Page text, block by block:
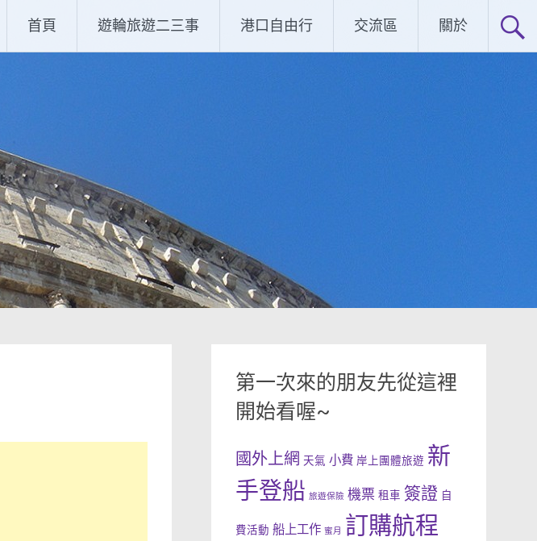
首頁 遊輪旅遊二三事 港口自由行 交流區 關於
第一次來的朋友先從這裡
開始看喔~
國外上網 天氣 小費 岸上團體旅遊 新
手登船 旅遊保險 機票 租車 簽證 自
費活動 船上工作 蜜月 訂購航程